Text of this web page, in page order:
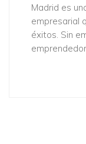
Madrid es
empresarial
éxitos. Sin